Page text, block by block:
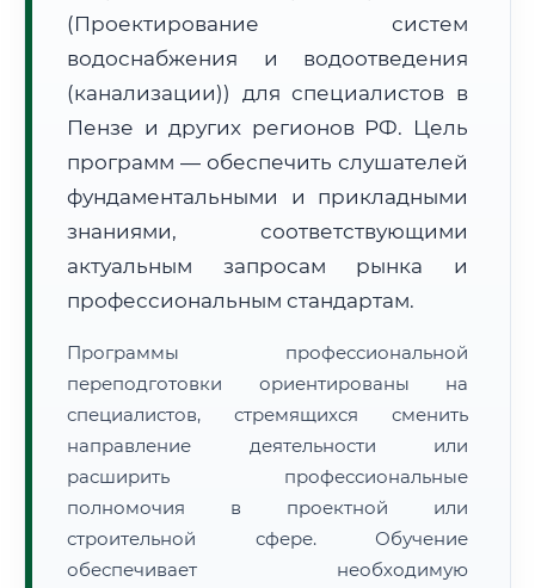
Расчет логистики оригиналов:
• Маршрут транзита:
• Экспресс-доставка СДЭК / Почтой:4–6 рабочих дней
📜 Документы и аккредитация ФИС ФРДО
(Проектирование систем
водоснабжения и водоотведения
(канализации)) для специалистов в
Пензе и других регионов РФ. Цель
программ — обеспечить слушателей
фундаментальными и прикладными
знаниями, соответствующими
актуальным запросам рынка и
профессиональным стандартам.
Программы профессиональной
переподготовки ориентированы на
специалистов, стремящихся сменить
направление деятельности или
расширить профессиональные
полномочия в проектной или
строительной сфере. Обучение
обеспечивает необходимую